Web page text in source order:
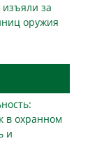
за
оружия
в охранном
и